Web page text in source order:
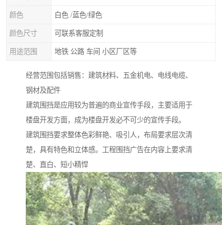
颜色 白色 /蓝色/绿色
颜色尺寸 可联系客服定制
用途范围 地铁 公路 车间 小区厂区等
经营范围包括销售：建筑材料、五金机电、电线电缆、
钢材及配件
建筑围挡是应用较为普遍的商业宣传手段，主要适用于
楼盘开发方面，成为楼盘开发必不可少的宣传手段。
建筑围挡要求整体色彩鲜艳、吸引人，布局要求层次清
楚，具有特色和立体感。工程围挡广告在内容上要求清
楚、直白、短小精悍